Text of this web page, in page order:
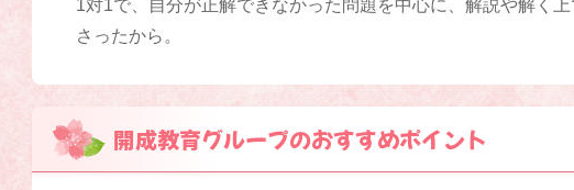
1対1で、自分が正解できなかった問題を中心に、解説や解く
さったから。
開成教育グループのおすすめポイント